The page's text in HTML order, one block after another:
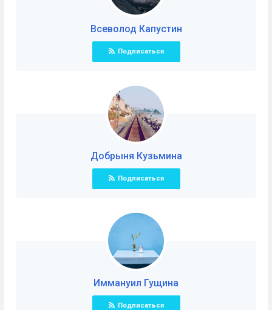
Всеволод Капустин
Подписаться
Добрыня Кузьминa
Подписаться
Иммануил Гущинa
Подписаться